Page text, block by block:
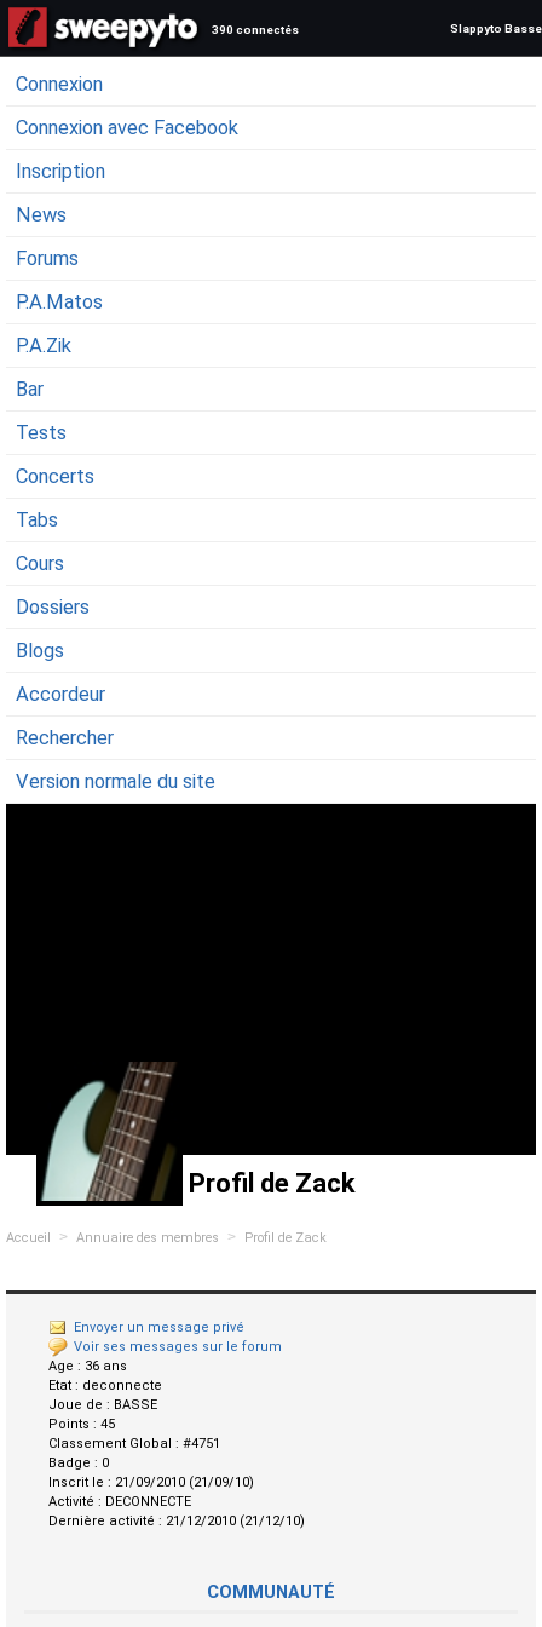
390 connectés Slappyto Basse
Connexion
Connexion avec Facebook
Inscription
News
Forums
P.A.Matos
P.A.Zik
Bar
Tests
Concerts
Tabs
Cours
Dossiers
Blogs
Accordeur
Rechercher
Version normale du site
Profil de Zack
Accueil > Annuaire des membres > Profil de Zack
Envoyer un message privé
Voir ses messages sur le forum
Age : 36 ans
Etat : deconnecte
Joue de : BASSE
Points : 45
Classement Global : #4751
Badge : 0
Inscrit le : 21/09/2010 (21/09/10)
Activité : DECONNECTE
Dernière activité : 21/12/2010 (21/12/10)
COMMUNAUTÉ